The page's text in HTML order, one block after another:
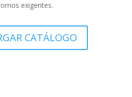
exigentes.
CATÁLOGO